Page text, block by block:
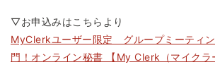
▽お申込みはこちらより
MyClerkユーザー限定 グループミーティ
門！オンライン秘書 【My Clerk（マイクラ